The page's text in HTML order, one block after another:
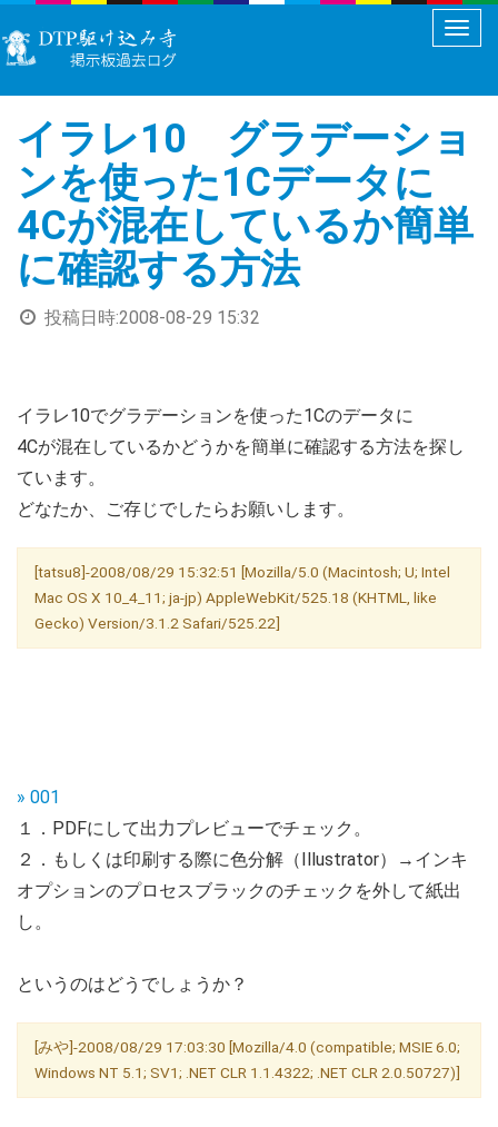
メ
ュ
ー
切
替
イラレ10 グラデーショ
ンを使った1Cデータに
4Cが混在しているか簡単
に確認する方法
投稿日時:2008-08-29 15:32
イラレ10でグラデーションを使った1Cのデータに
4Cが混在しているかどうかを簡単に確認する方法を探し
ています。
どなたか、ご存じでしたらお願いします。
[tatsu8]-2008/08/29 15:32:51 [Mozilla/5.0 (Macintosh; U; Intel
Mac OS X 10_4_11; ja-jp) AppleWebKit/525.18 (KHTML, like
Gecko) Version/3.1.2 Safari/525.22]
» 001
１．PDFにして出力プレビューでチェック。
２．もしくは印刷する際に色分解（Illustrator）→インキ
オプションのプロセスブラックのチェックを外して紙出
し。
というのはどうでしょうか？
[みや]-2008/08/29 17:03:30 [Mozilla/4.0 (compatible; MSIE 6.0;
Windows NT 5.1; SV1; .NET CLR 1.1.4322; .NET CLR 2.0.50727)]